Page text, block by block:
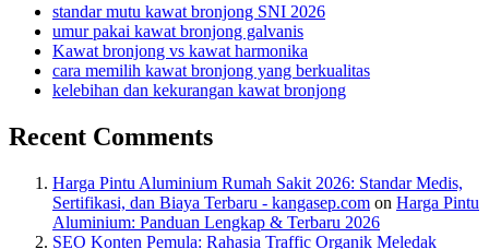
standar mutu kawat bronjong SNI 2026
umur pakai kawat bronjong galvanis
Kawat bronjong vs kawat harmonika
cara memilih kawat bronjong yang berkualitas
kelebihan dan kekurangan kawat bronjong
Recent Comments
Harga Pintu Aluminium Rumah Sakit 2026: Standar Medis,
Sertifikasi, dan Biaya Terbaru - kangasep.com on Harga Pintu
Aluminium: Panduan Lengkap & Terbaru 2026
SEO Konten Pemula: Rahasia Traffic Organik Meledak